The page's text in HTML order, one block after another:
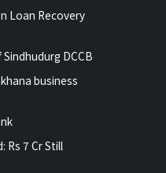
Loan Recovery
DCCB
business
Rs 7 Cr Still